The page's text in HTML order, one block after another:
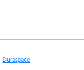
Duraspace